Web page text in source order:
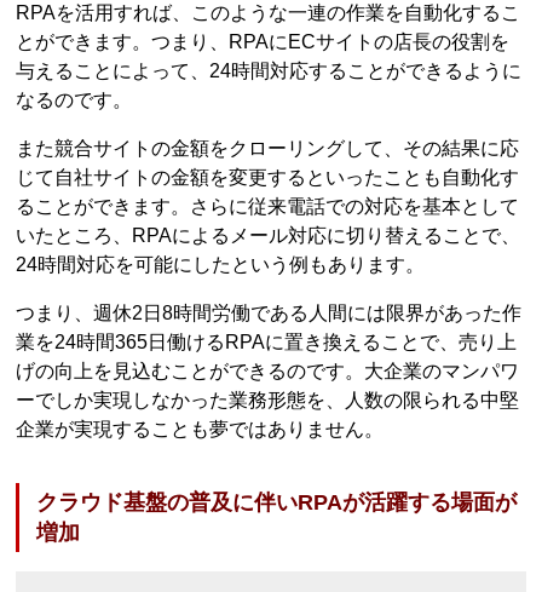
RPAを活用すれば、このような一連の作業を自動化するこ
とができます。つまり、RPAにECサイトの店長の役割を
与えることによって、24時間対応することができるように
なるのです。
また競合サイトの金額をクローリングして、その結果に応
じて自社サイトの金額を変更するといったことも自動化す
ることができます。さらに従来電話での対応を基本として
いたところ、RPAによるメール対応に切り替えることで、
24時間対応を可能にしたという例もあります。
つまり、週休2日8時間労働である人間には限界があった作
業を24時間365日働けるRPAに置き換えることで、売り上
げの向上を見込むことができるのです。大企業のマンパワ
ーでしか実現しなかった業務形態を、人数の限られる中堅
企業が実現することも夢ではありません。
クラウド基盤の普及に伴いRPAが活躍する場面が
増加